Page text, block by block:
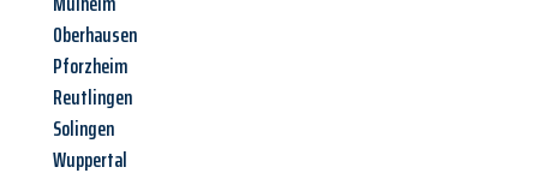
Oberhausen
Pforzheim
Reutlingen
Solingen
Wuppertal